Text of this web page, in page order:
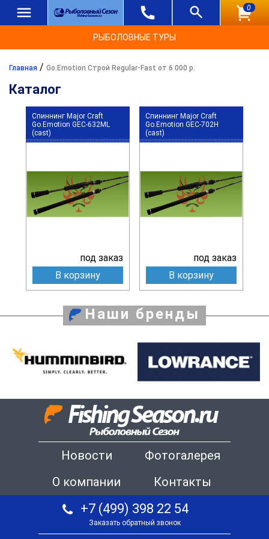
0
РЫБОЛОВНЫЕ ТУРЫ
Главная / Go.Emotion Строй Regular-Fast от 6 000 р.
Каталог
Спиннинг Major Craft
Go.Emotion GEC-632ML
(cast)
под заказ
В корзину
Спиннинг Major Craft
Go.Emotion GEC-702H
(cast)
под заказ
В корзину
Наши бренды
Новости
Фотогалерея
О компании
Контакты
+7 (499) 398 22 54
Заказать обратный звонок